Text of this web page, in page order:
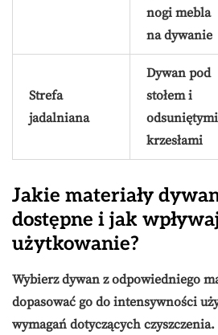
nogi mebla
na dywanie
Strefa
jadalniana
Dywan pod
stołem i
odsuniętymi
krzesłami
Jakie materiały
dostępne i jak
użytkowanie?
Wybierz dywan z odpowiedniego
dopasować go do intensywności
wymagań dotyczących